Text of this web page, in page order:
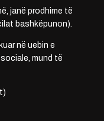
janë prodhime të
bashkëpunon).
në uebin e
mund të